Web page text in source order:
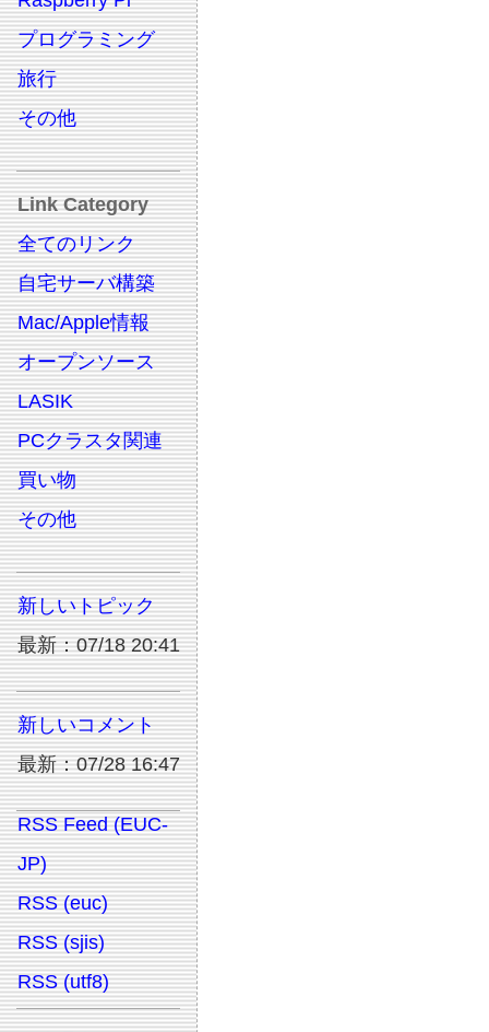
プログラミング
旅行
その他
Link Category
全てのリンク
自宅サーバ構築
Mac/Apple情報
オープンソース
LASIK
PCクラスタ関連
買い物
その他
新しいトピック
最新：07/18 20:41
新しいコメント
最新：07/28 16:47
RSS Feed (EUC-
JP)
RSS (euc)
RSS (sjis)
RSS (utf8)